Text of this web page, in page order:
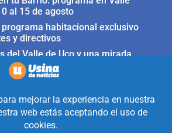
al 15 de agosto
programa habitacional exclusivo
y directivos
del Valle de Uco y una mirada
la crisis con Brasil
la restricción para
la mirada equidistante de
solo le interesa
en Valle de Uco.